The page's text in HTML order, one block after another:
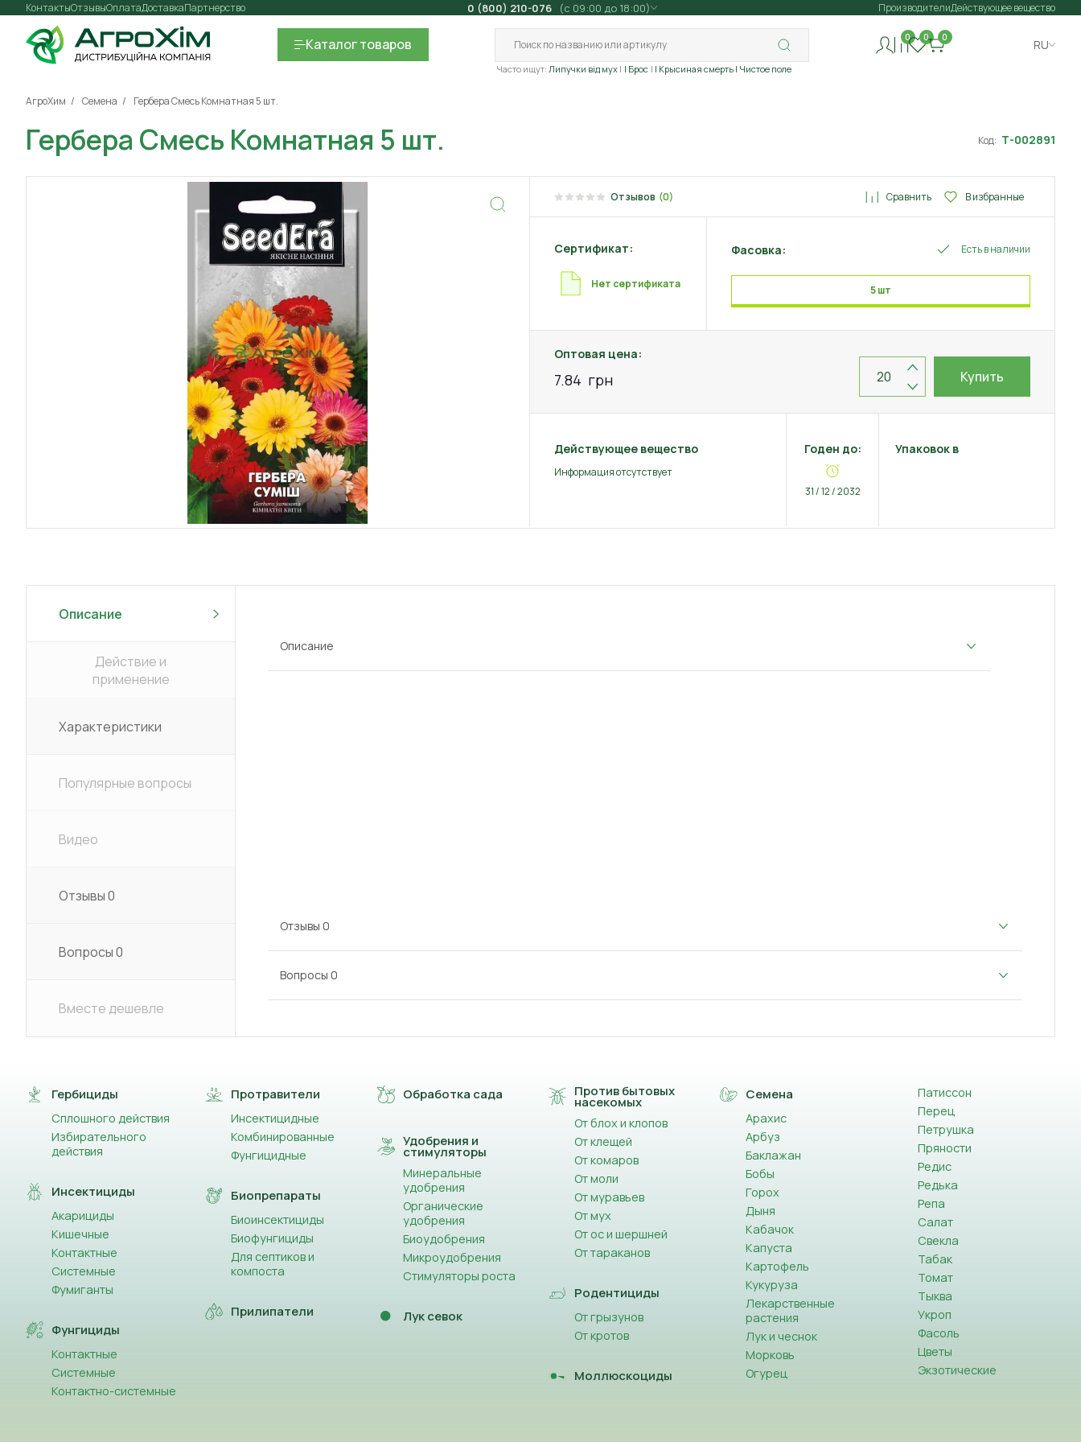
Контакты Оплата
Отзывы ДоставкаПартнерство 0 (800) 210-076 (с 09:00 до 18:00) ПроизводителиДействующее вещество
Каталогтоваров
Часто ищут: Липучки від мух | Брос | Крысиная смерть | Чистое поле
0 0 0
RU
АгроХим Семена Гербера Смесь Комнатная 5 шт.
Гербера Смесь Комнатная 5 шт. Код: Т-002891
Отзывов (0) Сравнить В избранные
Сертификат:
Нет сертификата
Фасовка: Есть в наличии
5 шт
Оптовая цена:
7.84 грн Купить
Действующее вещество
Информация отсутствует
Годен до:
31 / 12 / 2032
Упаковок в
Описание
Действие и
применение
Характеристики
Популярные вопросы
Видео
Отзывы0
Вопросы0
Вместе дешевле
Описание
Отзывы 0
Вопросы 0
Гербициды
Сплошного действия
Избирательного
действия
Инсектициды
Акарициды
Кишечные
Контактные
Системные
Фумиганты
Фунгициды
Контактные
Системные
Контактно-системные
Протравители
Инсектицидные
Комбинированные
Фунгицидные
Биопрепараты
Биоинсектициды
Биофунгициды
Для септиков и
компоста
Прилипатели
Обработка сада
Удобрения и
стимуляторы
Минеральные
удобрения
Органические
удобрения
Биоудобрения
Микроудобрения
Стимуляторы роста
Лук севок
Против бытовых
насекомых
От блох и клопов
От клещей
От комаров
От моли
От муравьев
От мух
От ос и шершней
От тараканов
Родентициды
От грызунов
От кротов
Моллюскоциды
Семена
Арахис
Арбуз
Баклажан
Бобы
Горох
Дыня
Кабачок
Капуста
Картофель
Кукуруза
Лекарственные
растения
Лук и чеснок
Морковь
Огурец
Патиссон
Перец
Петрушка
Пряности
Редис
Редька
Репа
Салат
Свекла
Табак
Томат
Тыква
Укроп
Фасоль
Цветы
Экзотические